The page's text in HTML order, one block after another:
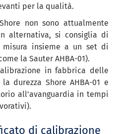
per la qualità.
non sono attualmente
alternativa, si consiglia di
insieme a un set di
la Sauter AHBA-01).
in fabbrica delle
durezza Shore AHBA-01 e
all'avanguardia in tempi
di calibrazione